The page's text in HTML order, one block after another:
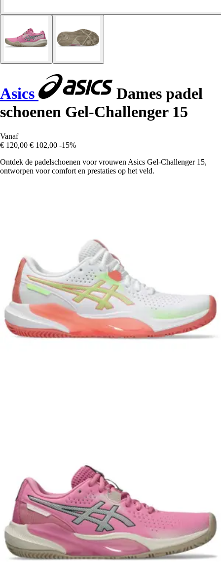
Asics
Dames padel
schoenen Gel-Challenger 15
Vanaf
€ 120,00 € 102,00 -15%
Ontdek de padelschoenen voor vrouwen Asics Gel-Challenger 15,
ontworpen voor comfort en prestaties op het veld.